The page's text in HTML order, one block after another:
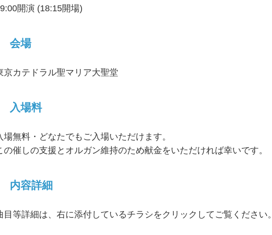
開演 (18:15開場)
会場
京カテドラル聖マリア大聖堂
入場料
場無料・どなたでもご入場いただけます。
の催しの支援とオルガン維持のため献金をいただければ幸いです。
内容詳細
目等詳細は、右に添付しているチラシをクリックしてご覧ください。